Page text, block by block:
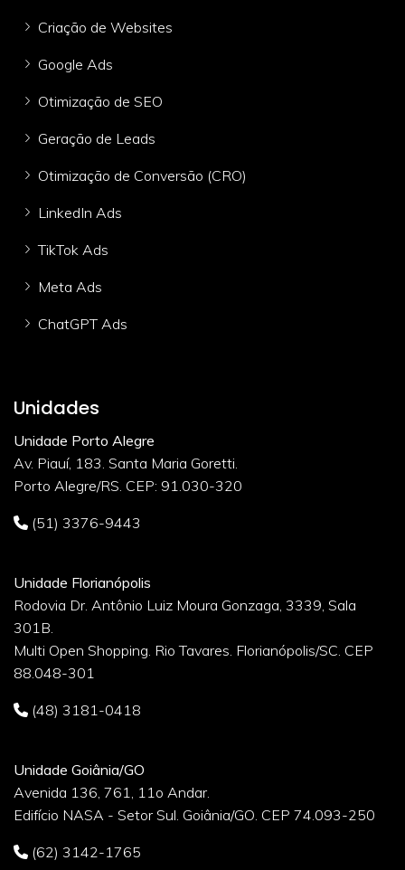
Criação de Websites
Google Ads
Otimização de SEO
Geração de Leads
Otimização de Conversão (CRO)
LinkedIn Ads
TikTok Ads
Meta Ads
ChatGPT Ads
Unidades
Unidade Porto Alegre
Av. Piauí, 183. Santa Maria Goretti.
Porto Alegre/RS. CEP: 91.030-320
(51) 3376-9443
Unidade Florianópolis
Rodovia Dr. Antônio Luiz Moura Gonzaga, 3339, Sala
301B.
Multi Open Shopping. Rio Tavares. Florianópolis/SC. CEP
88.048-301
(48) 3181-0418
Unidade Goiânia/GO
Avenida 136, 761, 11o Andar.
Edifício NASA - Setor Sul. Goiânia/GO. CEP 74.093-250
(62) 3142-1765